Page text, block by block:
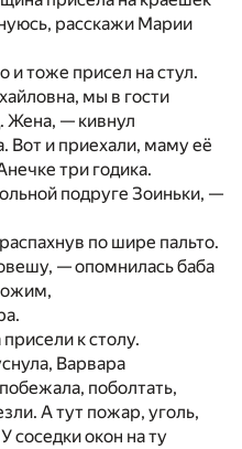
расскажи Марии
и тоже присел на стул.
мы в гости
Жена, — кивнул
и приехали, маму её
три годика.
подруге Зоиньки, —
по шире пальто.
— опомнилась баба
к столу.
Варвара
поболтать,
А тут пожар, уголь,
соседки окон на ту